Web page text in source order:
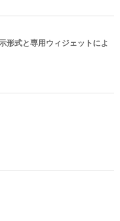
形式と専用ウィジェットによ